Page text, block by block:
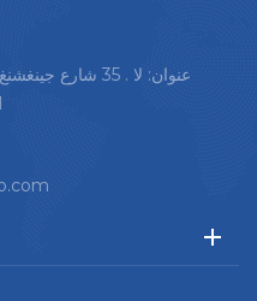
عنوان: لا . 35